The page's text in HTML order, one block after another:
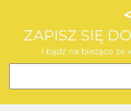
ZAPISZ SIĘ
I bądź na bieżąco